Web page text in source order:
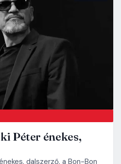
Péter énekes,
dalszerző, a Bon-Bon